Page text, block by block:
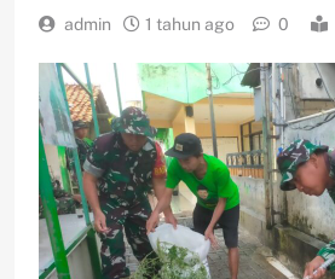
admin 1 tahun ago 0